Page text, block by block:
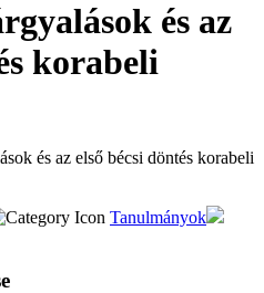
és az
korabeli
és az első bécsi döntés korabeli
Tanulmányok